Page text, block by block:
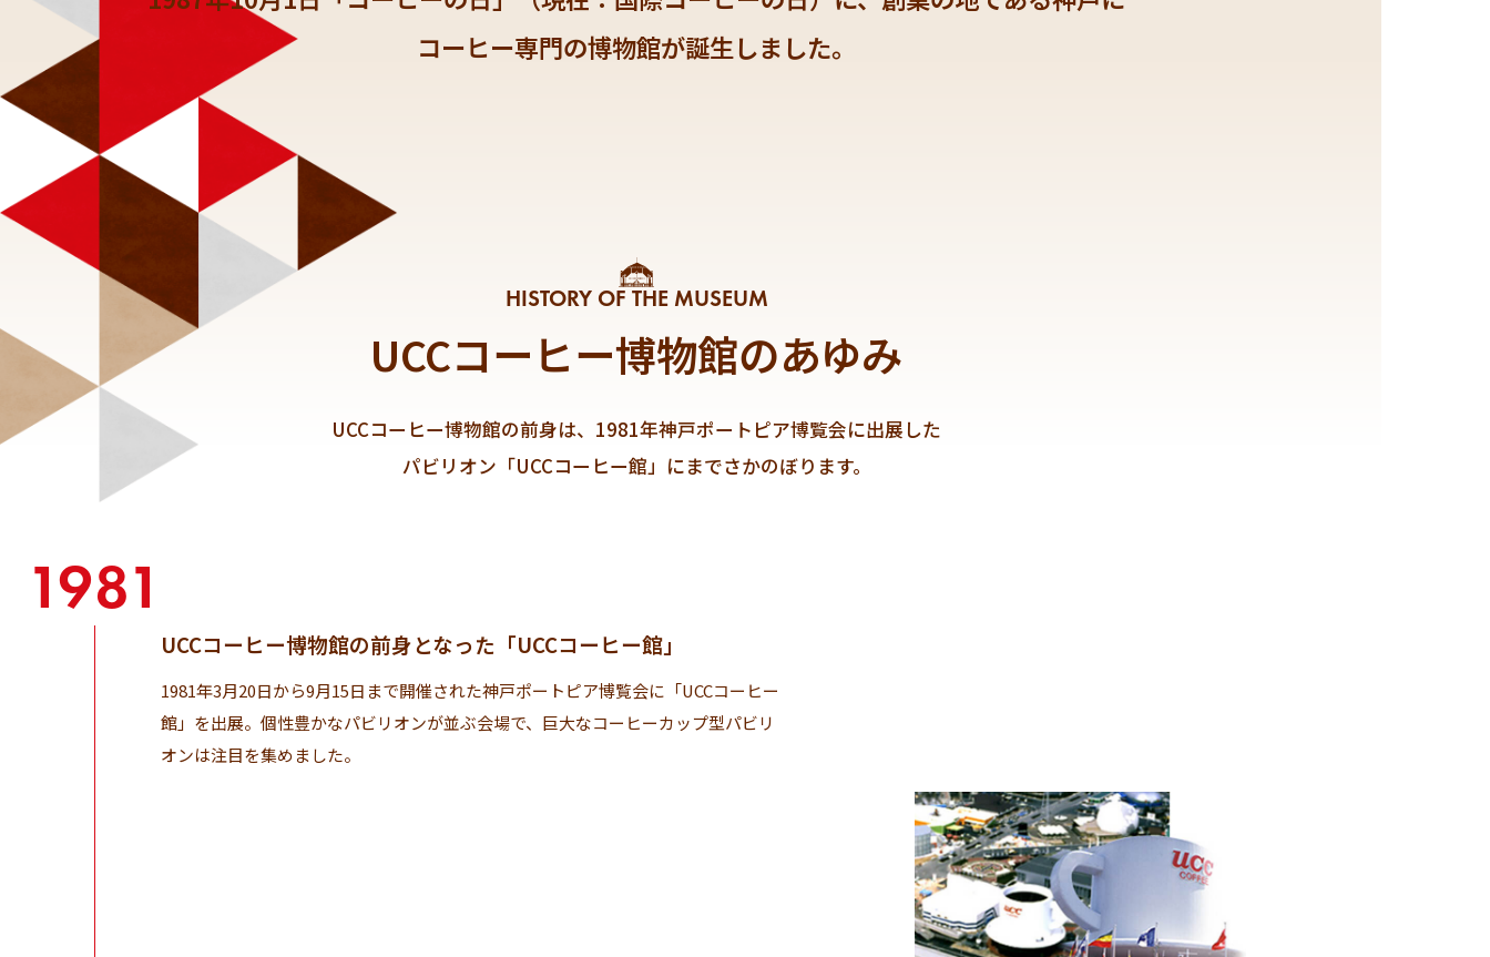
コーヒー専門の博物館が誕生しました。
HISTORY OF THE MUSEUM
UCCコーヒー博物館のあゆみ
UCCコーヒー博物館の前身は、1981年神戸ポートピア博覧会に出展した
パビリオン「UCCコーヒー館」にまでさかのぼります。
1981
UCCコーヒー博物館の前身となった「UCCコーヒー館」
1981年3月20日から9月15日まで開催された神戸ポートピア博覧会に「UCCコーヒー
館」を出展。個性豊かなパビリオンが並ぶ会場で、巨大なコーヒーカップ型パビリ
オンは注目を集めました。